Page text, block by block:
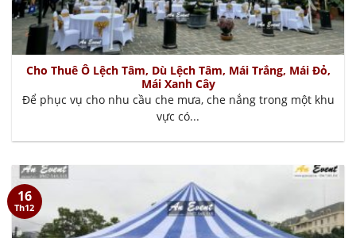
Cho Thuê Ô Lệch Tâm, Dù Lệch Tâm, Mái Trắng, Mái Đỏ,
Mái Xanh Cây
Để phục vụ cho nhu cầu che mưa, che nắng trong một khu
vực có...
16
Th12